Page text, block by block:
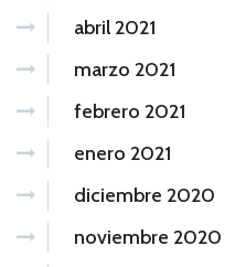
abril 2021
marzo 2021
febrero 2021
enero 2021
diciembre 2020
noviembre 2020